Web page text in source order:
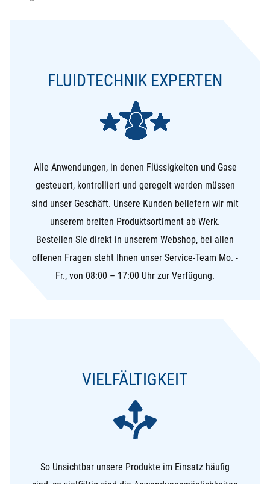
FLUIDTECHNIK EXPERTEN
Alle Anwendungen, in denen Flüssigkeiten und Gase
gesteuert, kontrolliert und geregelt werden müssen
sind unser Geschäft. Unsere Kunden beliefern wir mit
unserem breiten Produktsortiment ab Werk.
Bestellen Sie direkt in unserem Webshop, bei allen
offenen Fragen steht Ihnen unser Service-Team Mo. -
Fr., von 08:00 – 17:00 Uhr zur Verfügung.
VIELFÄLTIGKEIT
So Unsichtbar unsere Produkte im Einsatz häufig